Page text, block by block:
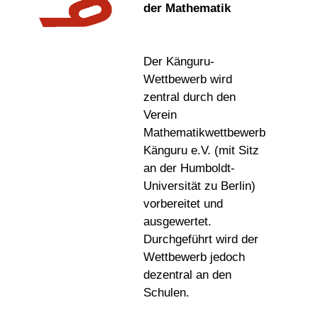
der Mathematik
Der Känguru-
Wettbewerb wird
zentral durch den
Verein
Mathematikwettbewerb
Känguru e.V. (mit Sitz
an der Humboldt-
Universität zu Berlin)
vorbereitet und
ausgewertet.
Durchgeführt wird der
Wettbewerb jedoch
dezentral an den
Schulen.